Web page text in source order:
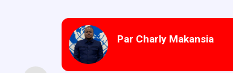
Par Charly Makansia